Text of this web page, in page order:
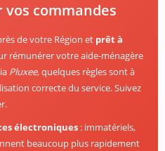
vos commandes
de votre Région et prêt à
rémunérer votre aide-ménagère
Pluxee, quelques règles sont à
correcte du service. Suivez
électroniques : immatériels,
beaucoup plus rapidement